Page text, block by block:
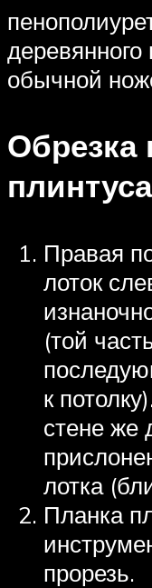
обычной
Обрезка
Правая
лоток
(той
к
стене же
лотка
Планка
прорезь.